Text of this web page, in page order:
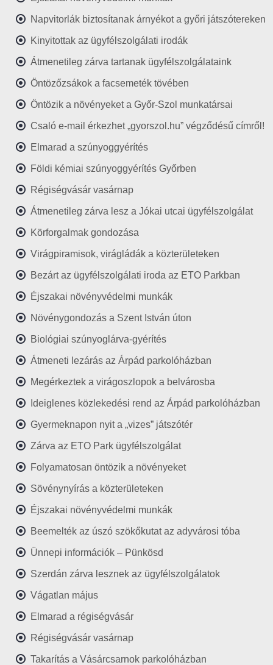
Napvitorlák biztosítanak árnyékot a győri játszótereken
Kinyitottak az ügyfélszolgálati irodák
Átmenetileg zárva tartanak ügyfélszolgálataink
Öntözőzsákok a facsemeték tövében
Öntözik a növényeket a Győr-Szol munkatársai
Csaló e-mail érkezhet „gyorszol.hu” végződésű címről!
Elmarad a szúnyoggyérítés
Földi kémiai szúnyoggyérítés Győrben
Régiségvásár vasárnap
Átmenetileg zárva lesz a Jókai utcai ügyfélszolgálat
Körforgalmak gondozása
Virágpiramisok, virágládák a közterületeken
Bezárt az ügyfélszolgálati iroda az ETO Parkban
Éjszakai növényvédelmi munkák
Növénygondozás a Szent István úton
Biológiai szúnyoglárva-gyérítés
Átmeneti lezárás az Árpád parkolóházban
Megérkeztek a virágoszlopok a belvárosba
Ideiglenes közlekedési rend az Árpád parkolóházban
Gyermeknapon nyit a „vizes” játszótér
Zárva az ETO Park ügyfélszolgálat
Folyamatosan öntözik a növényeket
Sövénynyírás a közterületeken
Éjszakai növényvédelmi munkák
Beemelték az úszó szökőkutat az adyvárosi tóba
Ünnepi információk – Pünkösd
Szerdán zárva lesznek az ügyfélszolgálatok
Vágatlan május
Elmarad a régiségvásár
Régiségvásár vasárnap
Takarítás a Vásárcsarnok parkolóházban